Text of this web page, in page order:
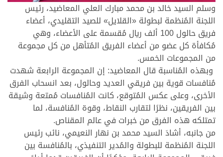
وسلم السيد خالد بن محمد مبارك العلي المعاضيد، رئيس
اللجنة المُنظمة لبطولة «القلايل» للصيد التقليدي، أعضاء
فريق حالول 100 ألف ريال مُقسمة على الأعضاء، وهي
مُكافأة كل عضو من أعضاء الفريق المُتأهل من كل مجموعة
من المجموعات الخمس.
وبهذه المُناسبة قال المعاضيد: إن المجموعة الرابعة شهدت
مُنافسات قوية بين فريقي العديد وحالول، بعد انسحاب الفرق
الأخرى، وعلى عكس المُتوقع، كانت المُنافسات مُمتعة وشيقة
بين الفريقين، نظرًا لتقارب النقاط، وقوة المُنافسة، لما
تمتلكه هذه الفرق من خبرات في عالم المقناص.
من جانبه، أشادَ السيد محمد بن نهار النعيمي، نائب رئيس
اللجنة المُنظمة للبطولة والمُدير التنفيذي، بالمُنافسة بين